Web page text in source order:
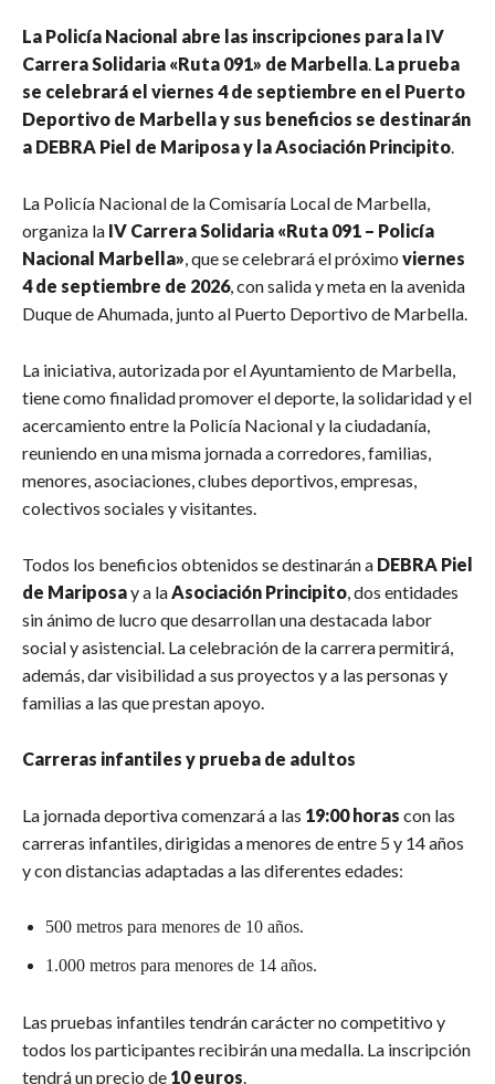
La Policía Nacional abre las inscripciones para la IV
Carrera Solidaria «Ruta 091» de Marbella La prueba
se celebrará el viernes 4 de septiembre en el Puerto
Deportivo de Marbella y sus beneficios se destinarán
a DEBRA Piel de Mariposa y la Asociación Principito
La Policía Nacional de la Comisaría Local de Marbella,
organiza la IV Carrera Solidaria «Ruta 091 – Policía
Nacional Marbella» , que se celebrará el próximo viernes
4 de septiembre de 2026, con salida y meta en la avenida
Duque de Ahumada, junto al Puerto Deportivo de Marbella.
La iniciativa, autorizada por el Ayuntamiento de Marbella,
tiene como finalidad promover el deporte, la solidaridad y el
acercamiento entre la Policía Nacional y la ciudadanía,
reuniendo en una misma jornada a corredores, familias,
menores, asociaciones, clubes deportivos, empresas,
colectivos sociales y visitantes.
Todos los beneficios obtenidos se destinarán a DEBRA Piel
de Mariposay a la Asociación Principito , dos entidades
sin ánimo de lucro que desarrollan una destacada labor
social y asistencial. La celebración de la carrera permitirá,
además, dar visibilidad a sus proyectos y a las personas y
familias a las que prestan apoyo.
Carreras infantiles y prueba de adultos
La jornada deportiva comenzará a las 19:00 horas con las
carreras infantiles, dirigidas a menores de entre 5 y 14 años
y con distancias adaptadas a las diferentes edades:
500 metros para menores de 10 años.
1.000 metros para menores de 14 años.
Las pruebas infantiles tendrán carácter no competitivo y
todos los participantes recibirán una medalla. La inscripción
tendrá un precio de 10 euros